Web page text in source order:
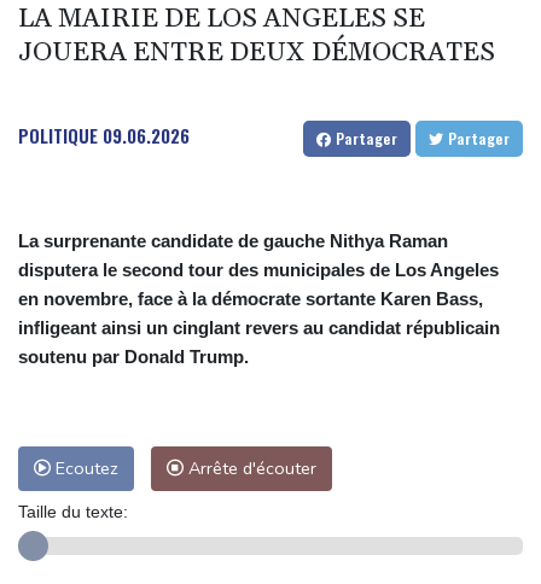
dérèglement climatique
En Hongrie, l'attente et le doute dans l'audiovisuel public après
Début des vendanges en Bourgogne, un nouveau record de
précocité
LA MAIRIE DE LOS ANGELES SE
JOUERA ENTRE DEUX DÉMOCRATES
POLITIQUE 09.06.2026 Partager Partager
La surprenante candidate de gauche Nithya Raman
disputera le second tour des municipales de Los Angeles
en novembre, face à la démocrate sortante Karen Bass,
infligeant ainsi un cinglant revers au candidat républicain
soutenu par Donald Trump.
Ecoutez Arrête d'écouter
Taille du texte: